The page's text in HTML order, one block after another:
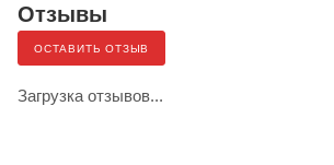
Отзывы
ОСТАВИТЬ ОТЗЫВ
Загрузка отзывов...